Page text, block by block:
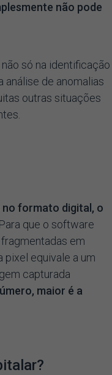
não pode
só na identificação
de anomalias
outras situações
no formato digital, o
Para que o software
em
pixel equivale a um
capturada
maior é a